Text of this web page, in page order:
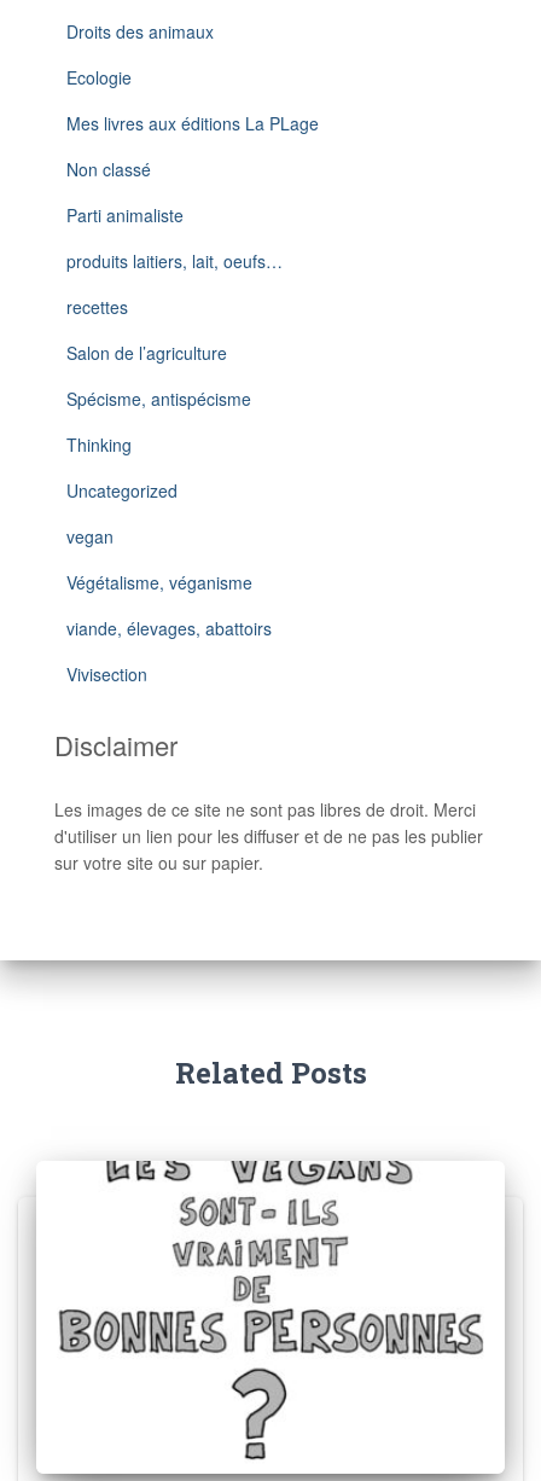
Droits des animaux
Ecologie
Mes livres aux éditions La PLage
Non classé
Parti animaliste
produits laitiers, lait, oeufs…
recettes
Salon de l’agriculture
Spécisme, antispécisme
Thinking
Uncategorized
vegan
Végétalisme, véganisme
viande, élevages, abattoirs
Vivisection
Disclaimer
Les images de ce site ne sont pas libres de droit. Merci
d'utiliser un lien pour les diffuser et de ne pas les publier
sur votre site ou sur papier.
Related Posts